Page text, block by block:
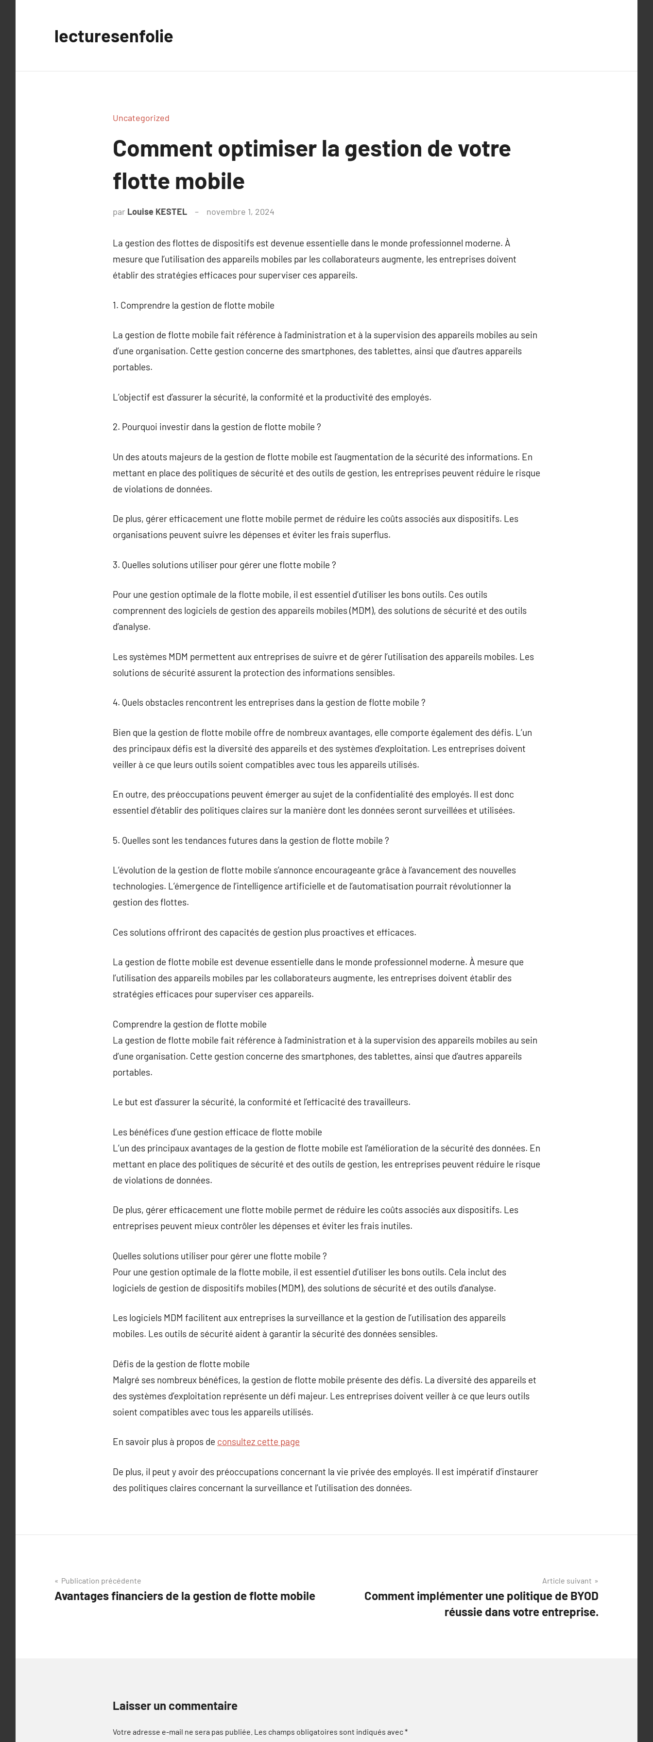
lecturesenfolie
Uncategorized
Comment optimiser la gestion de votre
flotte mobile
par Louise KESTEL novembre 1, 2024
La gestion des flottes de dispositifs est devenue essentielle dans le monde professionnel moderne. À
mesure que l’utilisation des appareils mobiles par les collaborateurs augmente, les entreprises doivent
établir des stratégies efficaces pour superviser ces appareils.
1. Comprendre la gestion de flotte mobile
La gestion de flotte mobile fait référence à l’administration et à la supervision des appareils mobiles au sein
d’une organisation. Cette gestion concerne des smartphones, des tablettes, ainsi que d’autres appareils
portables.
L’objectif est d’assurer la sécurité, la conformité et la productivité des employés.
2. Pourquoi investir dans la gestion de flotte mobile ?
Un des atouts majeurs de la gestion de flotte mobile est l’augmentation de la sécurité des informations. En
mettant en place des politiques de sécurité et des outils de gestion, les entreprises peuvent réduire le risque
de violations de données.
De plus, gérer efficacement une flotte mobile permet de réduire les coûts associés aux dispositifs. Les
organisations peuvent suivre les dépenses et éviter les frais superflus.
3. Quelles solutions utiliser pour gérer une flotte mobile ?
Pour une gestion optimale de la flotte mobile, il est essentiel d’utiliser les bons outils. Ces outils
comprennent des logiciels de gestion des appareils mobiles (MDM), des solutions de sécurité et des outils
d’analyse.
Les systèmes MDM permettent aux entreprises de suivre et de gérer l’utilisation des appareils mobiles. Les
solutions de sécurité assurent la protection des informations sensibles.
4. Quels obstacles rencontrent les entreprises dans la gestion de flotte mobile ?
Bien que la gestion de flotte mobile offre de nombreux avantages, elle comporte également des défis. L’un
des principaux défis est la diversité des appareils et des systèmes d’exploitation. Les entreprises doivent
veiller à ce que leurs outils soient compatibles avec tous les appareils utilisés.
En outre, des préoccupations peuvent émerger au sujet de la confidentialité des employés. Il est donc
essentiel d’établir des politiques claires sur la manière dont les données seront surveillées et utilisées.
5. Quelles sont les tendances futures dans la gestion de flotte mobile ?
L’évolution de la gestion de flotte mobile s’annonce encourageante grâce à l’avancement des nouvelles
technologies. L’émergence de l’intelligence artificielle et de l’automatisation pourrait révolutionner la
gestion des flottes.
Ces solutions offriront des capacités de gestion plus proactives et efficaces.
La gestion de flotte mobile est devenue essentielle dans le monde professionnel moderne. À mesure que
l’utilisation des appareils mobiles par les collaborateurs augmente, les entreprises doivent établir des
stratégies efficaces pour superviser ces appareils.
Comprendre la gestion de flotte mobile
La gestion de flotte mobile fait référence à l’administration et à la supervision des appareils mobiles au sein
d’une organisation. Cette gestion concerne des smartphones, des tablettes, ainsi que d’autres appareils
portables.
Le but est d’assurer la sécurité, la conformité et l’efficacité des travailleurs.
Les bénéfices d’une gestion efficace de flotte mobile
L’un des principaux avantages de la gestion de flotte mobile est l’amélioration de la sécurité des données. En
mettant en place des politiques de sécurité et des outils de gestion, les entreprises peuvent réduire le risque
de violations de données.
De plus, gérer efficacement une flotte mobile permet de réduire les coûts associés aux dispositifs. Les
entreprises peuvent mieux contrôler les dépenses et éviter les frais inutiles.
Quelles solutions utiliser pour gérer une flotte mobile ?
Pour une gestion optimale de la flotte mobile, il est essentiel d’utiliser les bons outils. Cela inclut des
logiciels de gestion de dispositifs mobiles (MDM), des solutions de sécurité et des outils d’analyse.
Les logiciels MDM facilitent aux entreprises la surveillance et la gestion de l’utilisation des appareils
mobiles. Les outils de sécurité aident à garantir la sécurité des données sensibles.
Défis de la gestion de flotte mobile
Malgré ses nombreux bénéfices, la gestion de flotte mobile présente des défis. La diversité des appareils et
des systèmes d’exploitation représente un défi majeur. Les entreprises doivent veiller à ce que leurs outils
soient compatibles avec tous les appareils utilisés.
En savoir plus à propos de consultez cette page
De plus, il peut y avoir des préoccupations concernant la vie privée des employés. Il est impératif d’instaurer
des politiques claires concernant la surveillance et l’utilisation des données.
Navigation
de
Publication précédente
Avantages financiers de la gestion de flotte mobile
Article suivant
Comment implémenter une politique de BYOD
réussie dans votre entreprise.
Laisser un commentaire
Votre adresse e-mail ne sera pas publiée. Les champs obligatoires sont indiqués avec*